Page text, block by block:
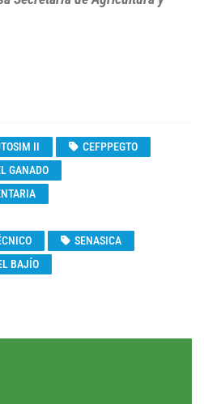
II
CEFPPEGTO
GANADO
SENASICA
BAJÍO